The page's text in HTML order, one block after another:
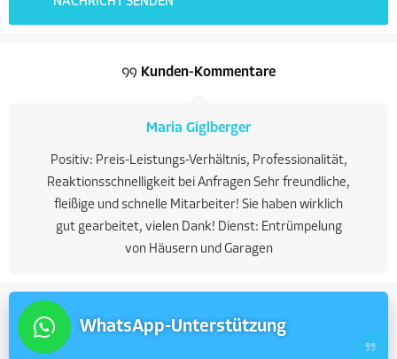
Kunden-Kommentare
Maria Giglberger
Positiv: Preis-Leistungs-Verhältnis, Professionalität,
Reaktionsschnelligkeit bei Anfragen Sehr freundliche,
fleißige und schnelle Mitarbeiter! Sie haben wirklich
gut gearbeitet, vielen Dank! Dienst: Entrümpelung
von Häusern und Garagen
WhatsApp-Unterstützung